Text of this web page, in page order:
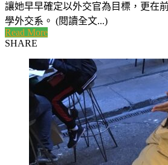
讓她早早確定以外交官為目標，更在
學外交系。 (閱讀全文...)
Read More
SHARE